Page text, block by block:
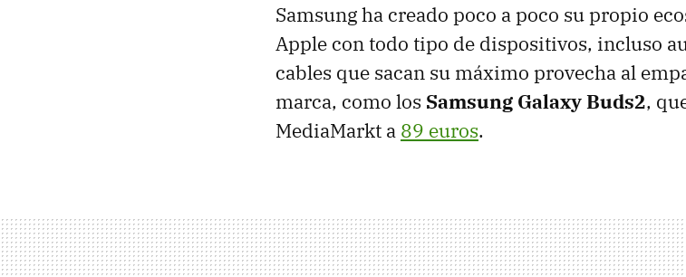
Samsung ha creado poco a poco su propio
Apple con todo tipo de dispositivos, incluso
cables que sacan su máximo provecha al
marca, como los Samsung Galaxy Buds2,
MediaMarkt a 89 euros.